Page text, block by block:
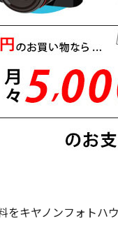
キヤノンフォトハ